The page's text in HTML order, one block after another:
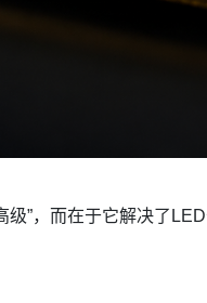
”，而在于它解决了